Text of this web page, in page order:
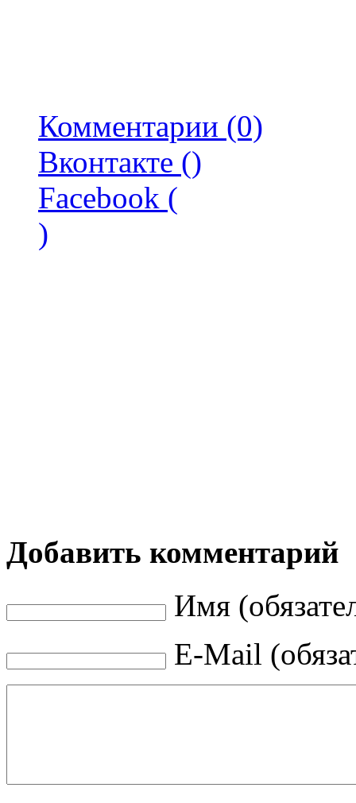
Комментарии (0)
Вконтакте ()
Facebook (
)
Добавить комментарий
Имя
E-Mail